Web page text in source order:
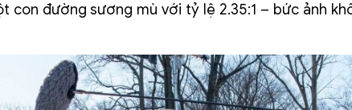
con đường sương mù với tỷ lệ 2.35:1 – bức ảnh